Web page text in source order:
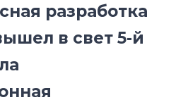
разработка
в свет 5-й